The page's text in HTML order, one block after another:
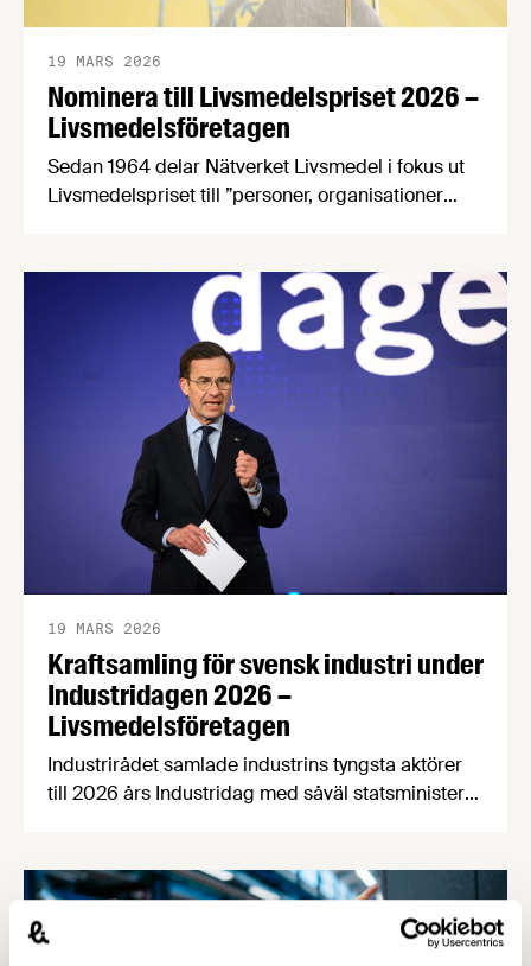
Nominera till Livsmedelspriset 2026 –
Livsmedelsföretagen
19 MARS 2026
Sedan 1964 delar Nätverket Livsmedel i fokus ut
Livsmedelspriset till ”personer, organisationer
förutsättningar för att öka livsmedelsnäringens
konkurrenskraft och utveckling”. Passa på att
nominera en eller flera kandidater senast den 21
april! Bland de nomineringar som kommer in
kommer en jury …
Kraftsamling för svensk industri under
Industridagen 2026 –
Livsmedelsföretagen
19 MARS 2026
Industrirådet samlade industrins tyngsta aktörer
till 2026 års Industridag med såväl statsminister
från näringsliv, myndigheter, politik och industrins
parter tog del av ett gediget scenprogram och
engagerades i ett AI-assisterat arbetsmöte om för